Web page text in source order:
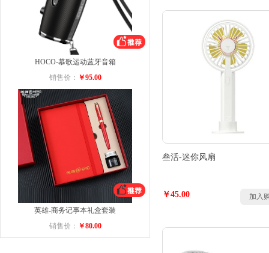
HOCO-慕歌运动蓝牙音箱
销售价： ￥95.00
英雄-商务记事本礼盒套装
销售价： ￥80.00
叁活-迷你风扇
￥45.00 加入